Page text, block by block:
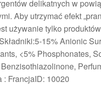
delikatnych w
Aby utrzymać efekt
używanie tylko
15% Anionic
<5% Phosphonates,
: FrancjaID: 10020